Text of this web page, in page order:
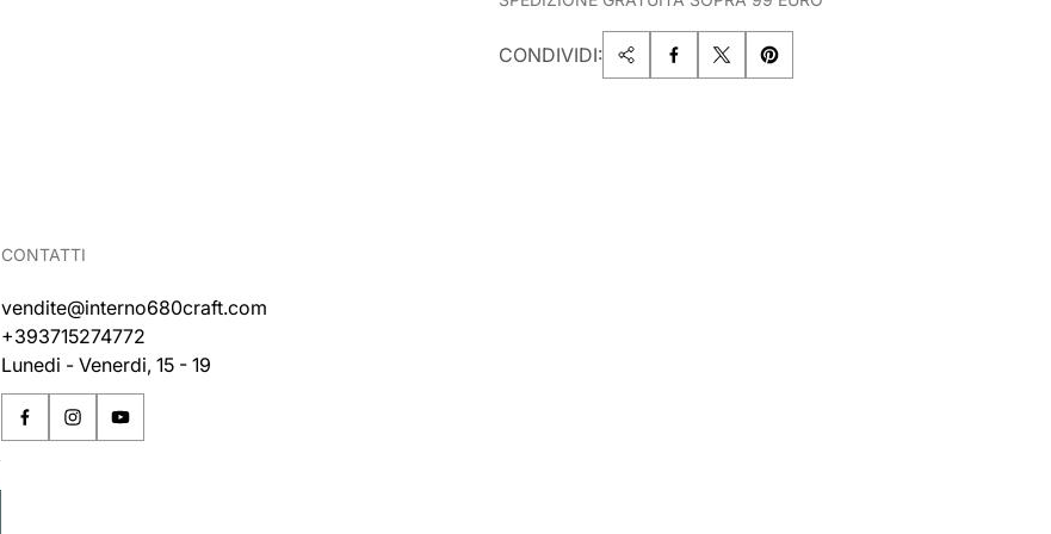
CONDIVIDI:
CONTATTI
vendite@interno680craft.com
+393715274772
Lunedi - Venerdi, 15 - 19